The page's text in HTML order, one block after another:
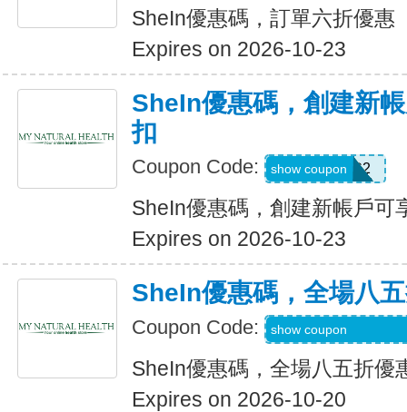
SheIn優惠碼，訂單六折優惠
Expires on 2026-10-23
SheIn優惠碼，創建新
扣
Coupon Code: SWHC2
show coupon
SheIn優惠碼，創建新帳戶可
Expires on 2026-10-23
SheIn優惠碼，全場八
Coupon Code: show coupon
SheIn優惠碼，全場八五折優
Expires on 2026-10-20